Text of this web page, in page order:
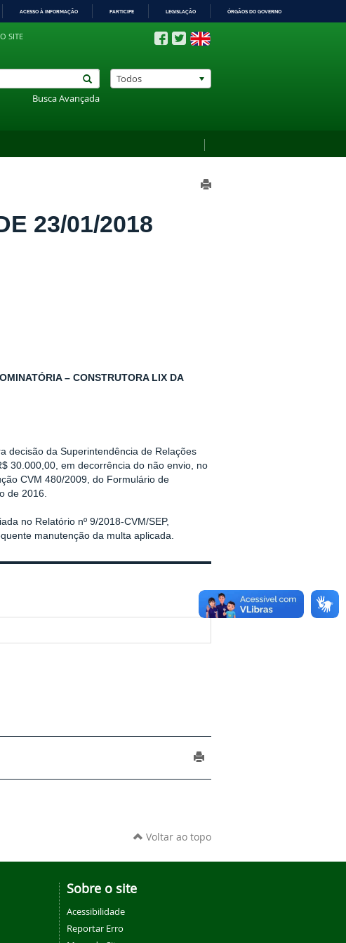
ACESSO À INFORMAÇÃO PARTICIPE LEGISLAÇÃO ÓRGÃOS DO GOVERNO
SITE
Busca Avançada
Todos
23/01/2018
– CONSTRUTORA LIX DA
decisão da Superintendência de Relações
30.000,00, em decorrência do não envio, no
CVM 480/2009, do Formulário de
de 2016.
no Relatório nº 9/2018-CVM/SEP,
manutenção da multa aplicada.
Voltar ao topo
Sobre o site
Acessibilidade
Reportar Erro